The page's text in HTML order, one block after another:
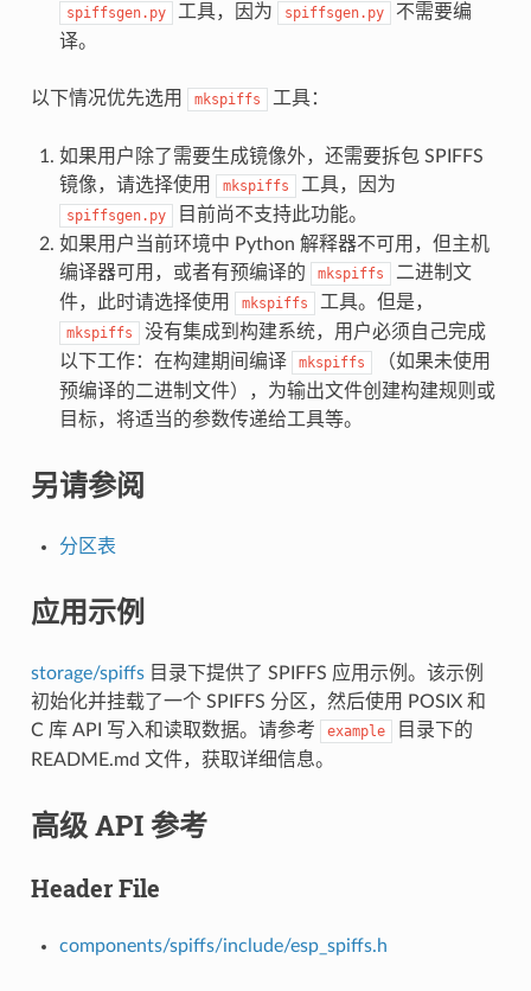
spiffsgen.py 工具，因为 spiffsgen.py
不需要编
译。
以下情况优先选用 mkspiffs 工具：
如果用户除了需要生成镜像外，还需要拆包 SPIFFS
镜像，请选择使用
mkspiffs 工具，因为
spiffsgen.py
目前尚不支持此功能。
如果用户当前环境中 Python 解释器不可用，但主机
编译器可用，或者有预编译的
mkspiffs
二进制文
件，此时请选择使用
mkspiffs 工具。但是，
mkspiffs
没有集成到构建系统，用户必须自己完成
以下工作：在构建期间编译
mkspiffs
（如果未使用
预编译的二进制文件），为输出文件创建构建规则或
目标，将适当的参数传递给工具等。
另请参阅
分区表
应用示例
storage/spiffs目录下提供了 SPIFFS 应用示例。该示例
初始化并挂载了一个 SPIFFS 分区，然后使用 POSIX 和
C 库 API 写入和读取数据。请参考
example
目录下的
README.md 文件，获取详细信息。
高级 API 参考
Header File
components/spiffs/include/esp_spiffs.h